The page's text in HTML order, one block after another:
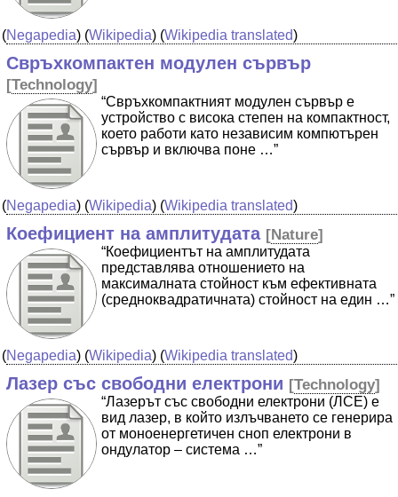
(Negapedia) (Wikipedia) (Wikipedia translated)
Свръхкомпактен модулен сървър
[Technology]
“Свръхкомпактният модулен сървър е
устройство с висока степен на компактност,
което работи като независим компютърен
сървър и включва поне …”
(Negapedia) (Wikipedia) (Wikipedia translated)
Коефициент на амплитудата [Nature]
“Коефициентът на амплитудата
представлява отношението на
максималната стойност към ефективната
(средноквадратичната) стойност на един …”
(Negapedia) (Wikipedia) (Wikipedia translated)
Лазер със свободни електрони [Technology]
“Лазерът със свободни електрони (ЛСЕ) е
вид лазер, в който излъчването се генерира
от моноенергетичен сноп електрони в
ондулатор – система …”